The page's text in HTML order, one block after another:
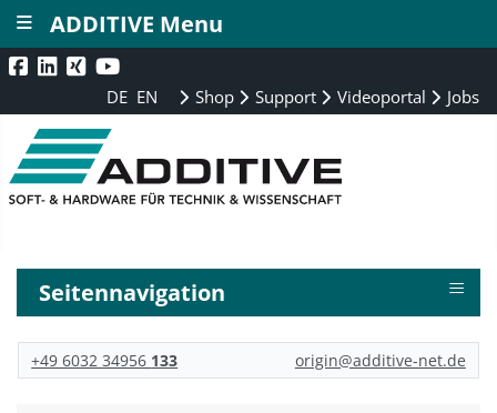
DE EN Shop Support Videoportal Jobs
Seitennavigation ≡
+49 6032 34956 133 origin@additive-net.de
ADDITIVE Menu
≡